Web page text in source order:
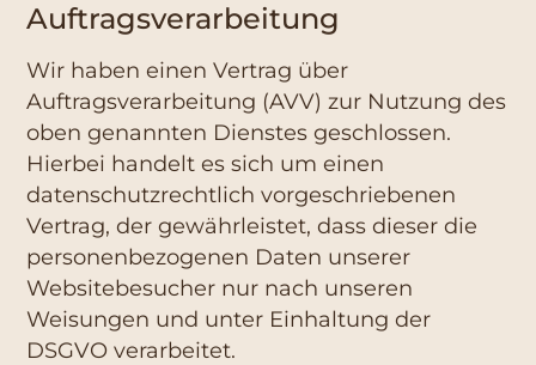
Auftragsverarbeitung
Wir haben einen Vertrag über
Auftragsverarbeitung (AVV) zur Nutzung des
oben genannten Dienstes geschlossen.
Hierbei handelt es sich um einen
datenschutzrechtlich vorgeschriebenen
Vertrag, der gewährleistet, dass dieser die
personenbezogenen Daten unserer
Websitebesucher nur nach unseren
Weisungen und unter Einhaltung der
DSGVO verarbeitet.